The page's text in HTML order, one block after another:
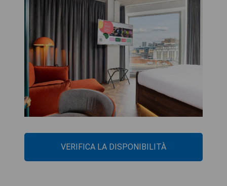
VERIFICA LA DISPONIBILITÀ